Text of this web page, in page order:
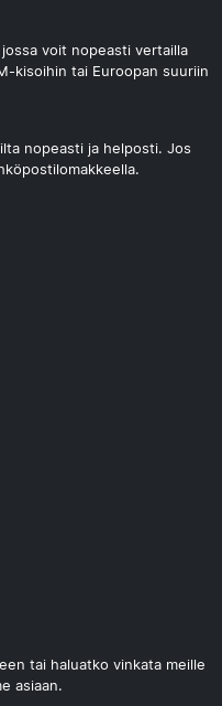
voit nopeasti vertailla
kisoihin tai Euroopan suuriin
nopeasti ja helposti. Jos
tai haluatko vinkata meille
asiaan.